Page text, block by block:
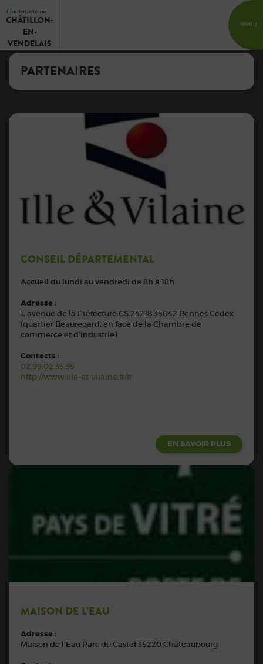
Commune de
CHÂTILLON-
EN-
VENDELAIS
Menu
PARTENAIRES
CONSEIL DÉPARTEMENTAL
Accueil du lundi au vendredi de 8h à 18h
Adresse :
1, avenue de la Préfecture CS 24218 35042 Rennes Cedex
(quartier Beauregard, en face de la Chambre de
commerce et d’industrie)
Contacts :
02.99.02.35.35
http://www.ille-et-vilaine.fr/fr
EN SAVOIR PLUS
MAISON DE L’EAU
Adresse :
Maison de l'Eau Parc du Castel 35220 Châteaubourg